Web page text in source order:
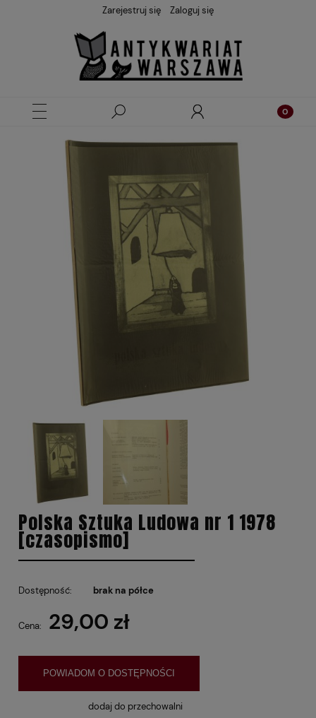
Zarejestruj się Zaloguj się
Polska Sztuka Ludowa nr 1 1978
[czasopismo]
Dostępność: brak na półce
Cena: 29,00 zł
POWIADOM O DOSTĘPNOŚCI
dodaj do przechowalni